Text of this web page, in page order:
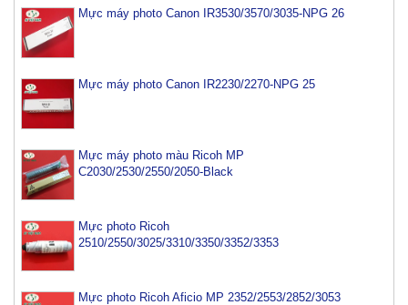
Mực máy photo Canon IR3530/3570/3035-NPG 26
Mực máy photo Canon IR2230/2270-NPG 25
Mực máy photo màu Ricoh MP
C2030/2530/2550/2050-Black
Mực photo Ricoh
2510/2550/3025/3310/3350/3352/3353
Mực photo Ricoh Aficio MP 2352/2553/2852/3053